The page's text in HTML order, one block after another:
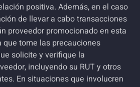
positiva. Además, en el caso
de llevar a cabo transacciones
proveedor promocionado en esta
que tome las precauciones
solicite y verifique la
incluyendo su RUT y otros
En situaciones que involucren